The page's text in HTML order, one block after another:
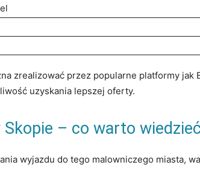
zrealizować przez popularne platformy
uzyskania lepszej oferty.
Skopie – co warto
wyjazdu do tego ⁤malowniczego ⁣miasta,